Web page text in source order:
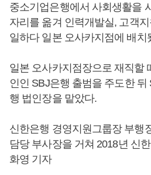
중소기업은행에서 사회생활을
자리를 옮겨 인력개발실, 고객
일하다 일본 오사카지점에 배치
일본 오사카지점장으로 재직할
인인 SBJ은행 출범을 주도한 뒤
행 법인장을 맡았다.
신한은행 경영지원그룹장 부행
담당 부사장을 거쳐 2018년 신
화영 기자